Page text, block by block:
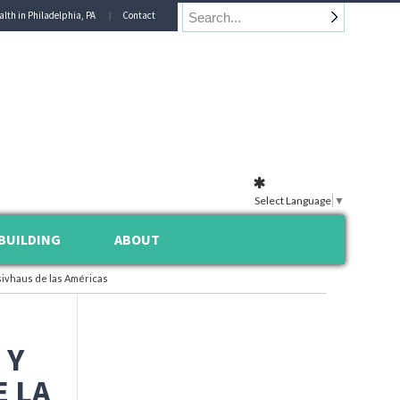
in Philadelphia, PA Contact
ABOUT
de las Américas
LA
Select Language ▼